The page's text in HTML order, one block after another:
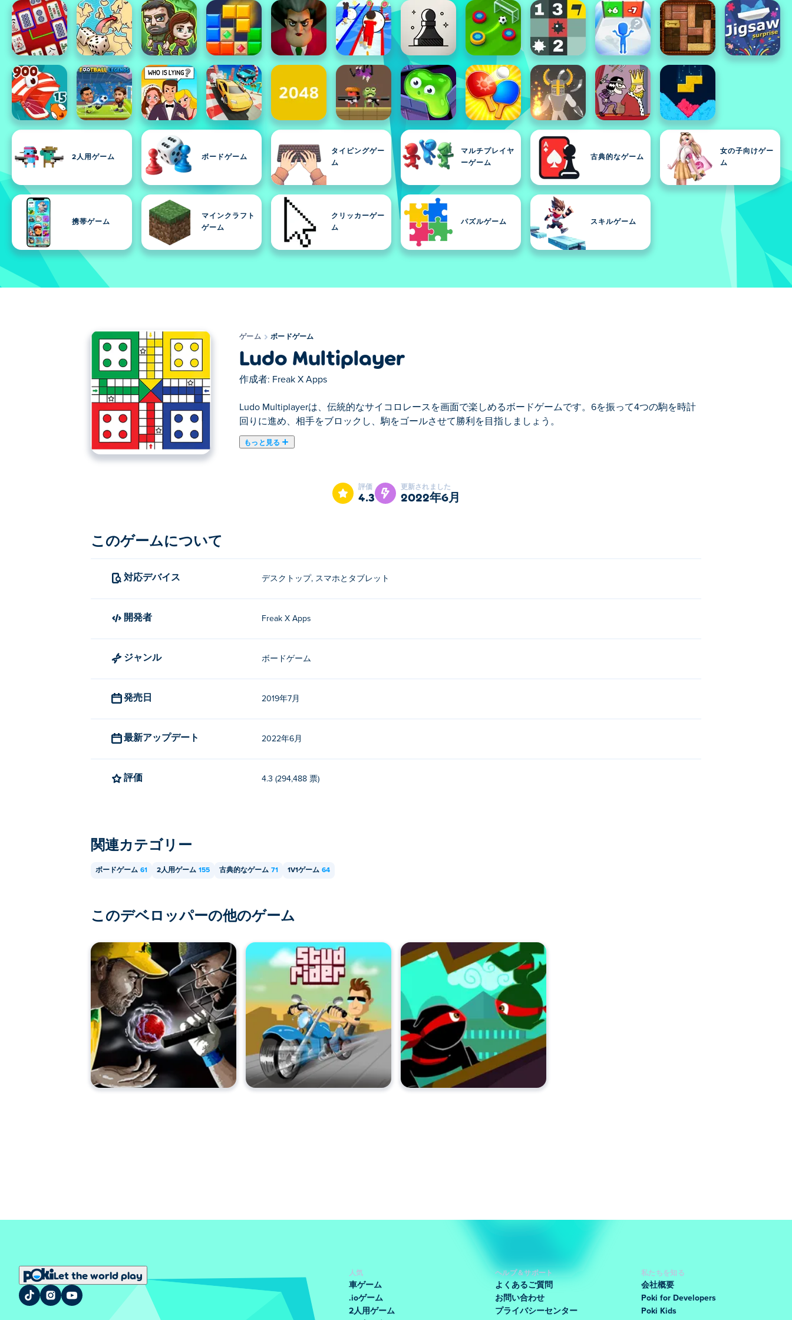
2人用ゲーム ボードゲーム
タイピングゲー
ム
マルチプレイヤ
ーゲーム
古典的なゲーム
女の子向けゲー
ム
携帯ゲーム
マインクラフト
ゲーム
クリッカーゲー
ム
パズルゲーム スキルゲーム
ゲーム ボードゲーム
Ludo Multiplayer
作成者: Freak X Apps
Ludo Multiplayerは、伝統的なサイコロレースを画面で楽しめるボードゲームです。6を振って4つの駒を時計
回りに進め、相手をブロックし、駒をゴールさせて勝利を目指しましょう。
もっと見る
ここでLudo Multiplayer. Ludo Multiplayerはボードゲームのおすすめゲームです。
評価
4.3
更新されました
2022年6月
このゲームについて
対応デバイス デスクトップ, スマホとタブレット
開発者 Freak X Apps
ジャンル ボードゲーム
発売日 2019年7月
最新アップデート 2022年6月
評価 4.3 (294,488 票)
関連カテゴリー
ボードゲーム 61 2人用ゲーム 155 古典的なゲーム 71 1V1ゲーム 64
このデベロッパーの他のゲーム
Let the world play
人気
車ゲーム
.ioゲーム
2人用ゲーム
ヘルプ＆サポート
よくあるご質問
お問い合わせ
プライバシーセンター
私たちを知る
会社概要
Poki for Developers
Poki Kids